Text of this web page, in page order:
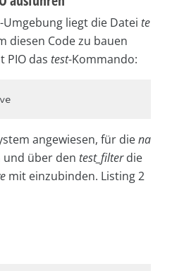
Umgebung liegt die Datei te
diesen Code zu bauen
PIO das test-Kommando:
angewiesen, für diena
über den test_filterdie
mit einzubinden. Listing 2